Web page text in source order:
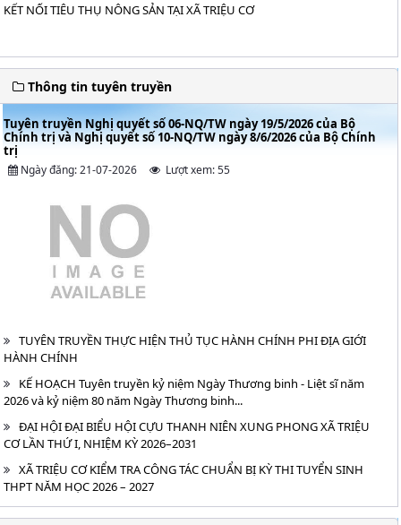
KẾT NỐI TIÊU THỤ NÔNG SẢN TẠI XÃ TRIỆU CƠ
Thông tin tuyên truyền
Tuyên truyền Nghị quyết số 06-NQ/TW ngày 19/5/2026 của Bộ
Chính trị và Nghị quyết số 10-NQ/TW ngày 8/6/2026 của Bộ Chính
trị
Ngày đăng: 21-07-2026 Lượt xem: 55
TUYÊN TRUYỀN THỰC HIỆN THỦ TỤC HÀNH CHÍNH PHI ĐỊA GIỚI
HÀNH CHÍNH
KẾ HOẠCH Tuyên truyền kỷ niệm Ngày Thương binh - Liệt sĩ năm
2026 và kỷ niệm 80 năm Ngày Thương binh...
ĐẠI HỘI ĐẠI BIỂU HỘI CỰU THANH NIÊN XUNG PHONG XÃ TRIỆU
CƠ LẦN THỨ I, NHIỆM KỲ 2026–2031
XÃ TRIỆU CƠ KIỂM TRA CÔNG TÁC CHUẨN BỊ KỲ THI TUYỂN SINH
THPT NĂM HỌC 2026 – 2027